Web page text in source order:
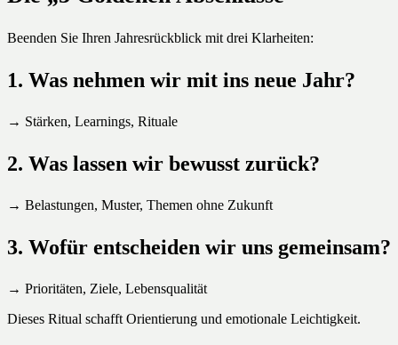
Beenden Sie Ihren Jahresrückblick mit drei Klarheiten:
1. Was nehmen wir mit ins neue Jahr?
→ Stärken, Learnings, Rituale
2. Was lassen wir bewusst zurück?
→ Belastungen, Muster, Themen ohne Zukunft
3. Wofür entscheiden wir uns gemeinsam?
→ Prioritäten, Ziele, Lebensqualität
Dieses Ritual schafft Orientierung und emotionale Leichtigkeit.